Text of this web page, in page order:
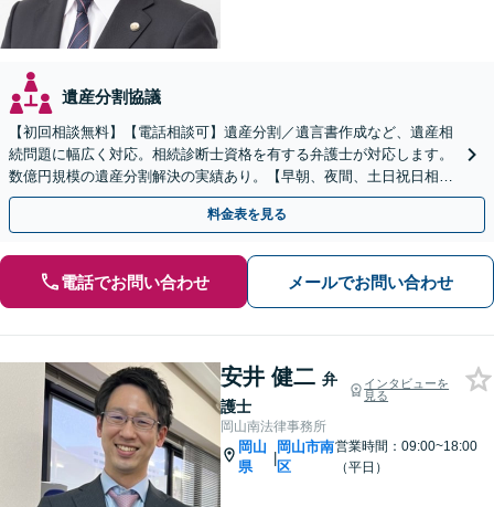
遺産分割協議
【初回相談無料】【電話相談可】遺産分割／遺言書作成など、遺産相
続問題に幅広く対応。相続診断士資格を有する弁護士が対応します。
数億円規模の遺産分割解決の実績あり。【早朝、夜間、土日祝日相談
対応】【カード払い可】
料金表を見る
電話でお問い合わせ メールでお問い合わせ
安井 健二 弁
護士
インタビューを
見る
岡山南法律事務所
岡山
県
|
岡山市南
区
営業時間：09:00~18:00
（平日）